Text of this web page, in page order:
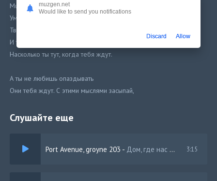
Murovei, VibeTGK - Тебя ждут
Умножь на два свою любовь и начинай
Твой новый день крут.
И ты даже не представляешь. Насколько ты крут,
Насколько ты тут, когда тебя ждут.
А ты не любишь опаздывать
Они тебя ждут. С этими мыслями засыпай,
Тебя всегда ждут. Постоянно переживают
Слушайте еще
Port Avenue, groyne 203 - Дом, где нас ждут 3:15
muzgen.net
Would like to send you notifications
Discard Allow